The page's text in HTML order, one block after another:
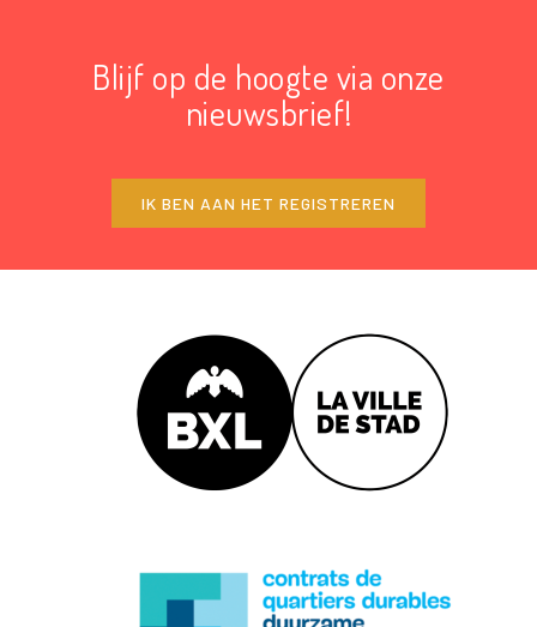
Blijf op de hoogte via onze
nieuwsbrief!
IK BEN AAN HET REGISTREREN